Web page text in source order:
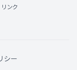
リンク
シー